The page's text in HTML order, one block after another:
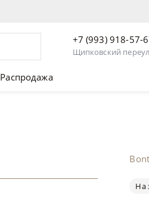
+7 (993) 918-57-
Щипковский
Распродажа
На